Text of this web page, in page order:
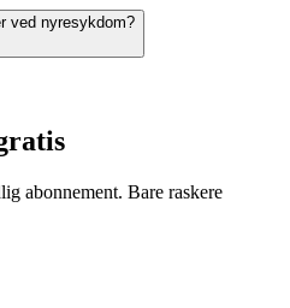
ved nyresykdom?
abonnement. Bare raskere